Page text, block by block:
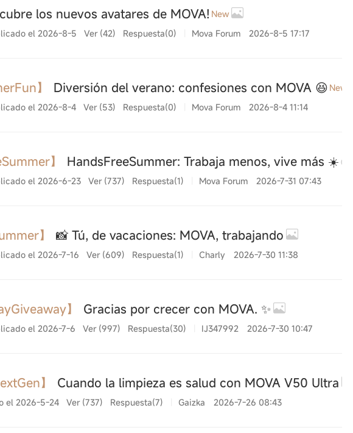
los nuevos avatares de MOVA! New
el 2026-8-5 Ver (42) Respuesta(0) Mova Forum 2026-8-5 17:17
】 Diversión del verano: confesiones con MOVA 😆 New
el 2026-8-4 Ver (53) Respuesta(0) Mova Forum 2026-8-4 11:14
】 HandsFreeSummer: Trabaja menos, vive más ☀️
el 2026-6-23 Ver (737) Respuesta(1) Mova Forum 2026-7-31 07:43
】 📸 Tú, de vacaciones: MOVA, trabajando
el 2026-7-16 Ver (609) Respuesta(1) Charly 2026-7-30 11:38
】 Gracias por crecer con MOVA. ✨
el 2026-7-6 Ver (997) Respuesta(30) IJ347992 2026-7-30 10:47
】 Cuando la limpieza es salud con MOVA V50 Ultra
el 2026-5-24 Ver (737) Respuesta(7) Gaizka 2026-7-26 08:43